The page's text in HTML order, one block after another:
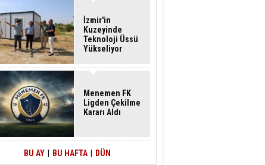
İzmir'in
Kuzeyinde
Teknoloji Üssü
Yükseliyor
Menemen FK
Ligden Çekilme
Kararı Aldı
BU AY BU HAFTA DÜN